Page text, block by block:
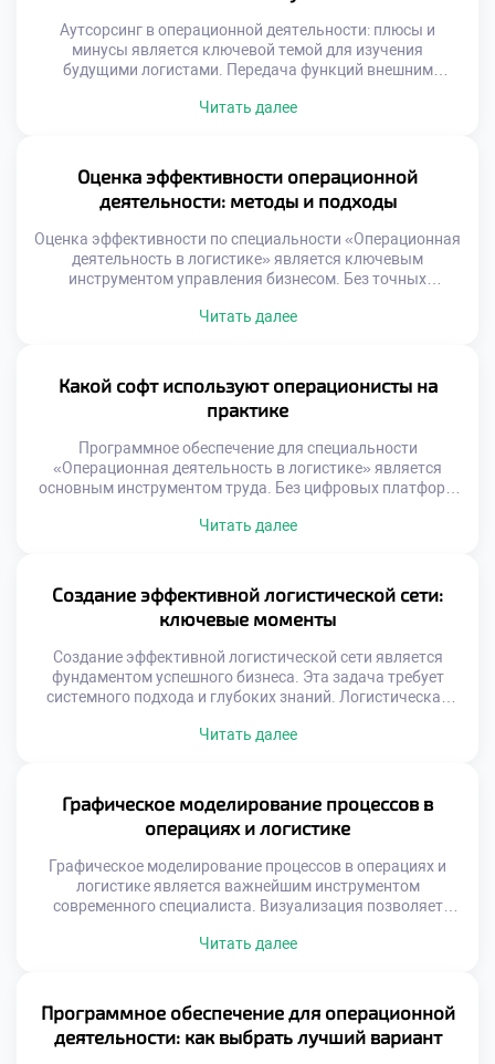
Аутсорсинг в операционной деятельности: плюсы и
минусы является ключевой темой для изучения
будущими логистами. Передача функций внешним
стратегическое решение требует глубокого анализа и
оценивать целесообразность аутсорсинга отличает
квалифицированного специалиста. Логистические
компании активно используют внешние ресурсы для
Читать далее
Оценка эффективности операционной
деятельности: методы и подходы
Оценка эффективности по специальности «Операционная
деятельность в логистике» является ключевым
инструментом управления бизнесом. Без точных
предприятии. Грамотный анализ данных превращает
производство. Теоретическое понимание показателей
формирует аналитический склад ума. Работодатели ждут
от выпускников умения читать цифры […]
Читать далее
Какой софт используют операционисты на
практике
Программное обеспечение для специальности
«Операционная деятельность в логистике» является
основным инструментом труда. Без цифровых платформ
невозможно представить. Специалист проводит за
выше теоретических знаний. Технологии определяют
скорость и качество ежедневных операций. Рынок
логистического ПО отличается огромным разнообразием
решений. От простых таблиц […]
Читать далее
Создание эффективной логистической сети:
ключевые моменты
Создание эффективной логистической сети является
фундаментом успешного бизнеса. Эта задача требует
системного подхода и глубоких знаний. Логистическая
потребителями товаров. От её качества зависит скорость
компании. Выпускники должны уметь проектировать
такие сложные структуры. Профессионализм в этой
области гарантирует востребованность на рынке […]
Читать далее
Графическое моделирование процессов в
операциях и логистике
Графическое моделирование процессов в операциях и
логистике является важнейшим инструментом
современного специалиста. Визуализация позволяет
системах. Абстрактные данные превращаются в
Умение рисовать процессы равносильно умению
управлять ими эффективно. Многие студенты
недооценивают значимость графических методов
Читать далее
Программное обеспечение для операционной
деятельности: как выбрать лучший вариант